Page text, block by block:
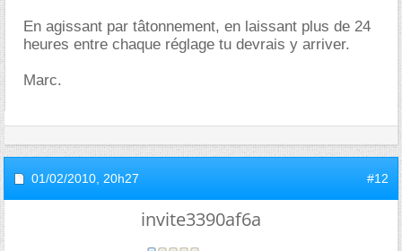
En agissant par tâtonnement, en laissant plus de 24
heures entre chaque réglage tu devrais y arriver.
Marc.
01/02/2010, 20h27 #12
invite3390af6a